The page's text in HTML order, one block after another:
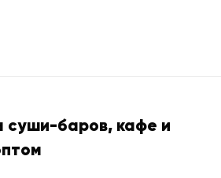
суши-баров, кафе и